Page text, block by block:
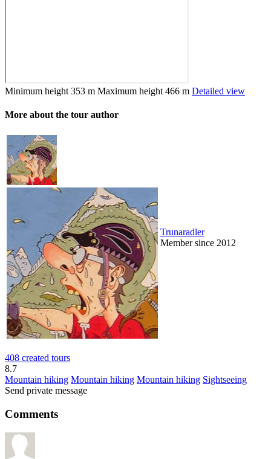
Minimum height 353 m Maximum height 466 m Detailed view
More about the tour author
Trunaradler
Member since 2012
408 created tours
8.7
Mountain hiking Mountain hiking Mountain hiking Sightseeing
Send private message
Comments